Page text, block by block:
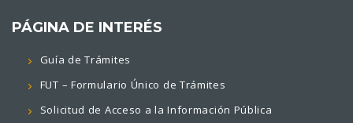
PÁGINA DE INTERÉS
Guía de Trámites
FUT – Formulario Único de Trámites
Solicitud de Acceso a la Información Pública